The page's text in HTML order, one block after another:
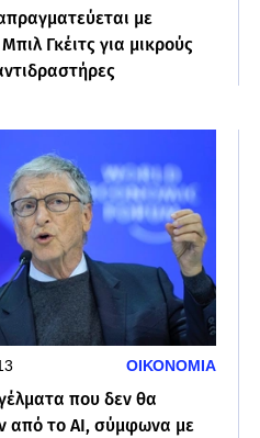
με
Γκέιτς για μικρούς
ΟΙΚΟΝΟΜΙΑ
που δεν θα
από το ΑΙ, σύμφωνα με